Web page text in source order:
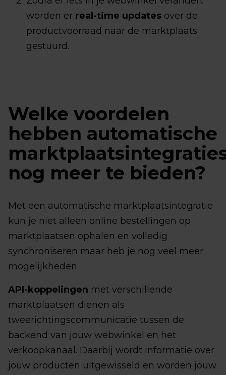
worden er real-time updates over de
productvoorraad naar de marktplaats
gestuurd.
Welke voordelen
hebben automatische
nog meer te bieden?
Met een automatische marktplaatsintegratie
kun je niet alleen online bestellingen op
marktplaatsen ophalen en volledig
synchroniseren maar heb je nog veel meer
mogelijkheden:
API-koppelingen met verschillende
marktplaatsen dienen als
tweerichtingscommunicatie tussen de
backend van jouw webwinkel en het
verkoopkanaal. Daarbij wordt informatie over
jouw producten uitgewisseld en worden jouw